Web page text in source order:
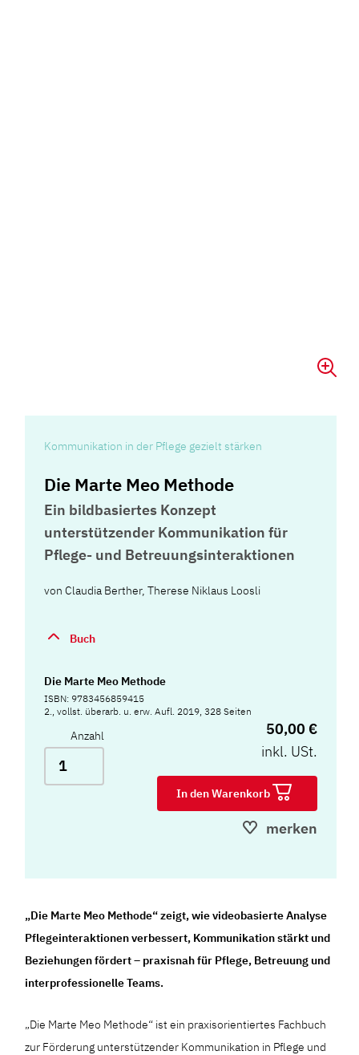
Kommunikation in der Pflege gezielt stärken
Die Marte Meo Methode
Ein bildbasiertes Konzept
unterstützender Kommunikation für
Pflege- und Betreuungsinteraktionen
vonClaudia Berther,Therese Niklaus Loosli
Buch
Die Marte Meo Methode
ISBN: 9783456859415
2., vollst. überarb. u. erw. Aufl. 2019, 328 Seiten
Anzahl
50,00 €
inkl. USt.
In den Warenkorb
merken
„Die Marte Meo Methode“ zeigt, wie videobasierte Analyse
Pflegeinteraktionen verbessert, Kommunikation stärkt und
Beziehungen fördert – praxisnah für Pflege, Betreuung und
interprofessionelle Teams.
„Die Marte Meo Methode“ ist ein praxisorientiertes Fachbuch
zur Förderung unterstützender Kommunikation in Pflege und